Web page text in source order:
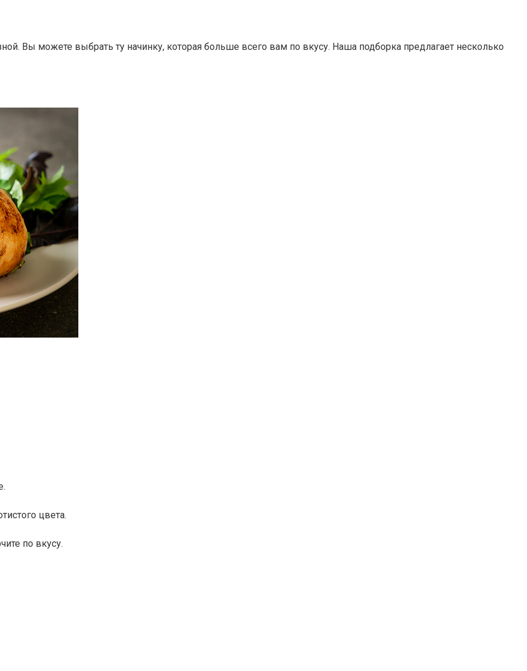
Вы можете выбрать ту начинку, которая больше всего вам по вкусу. Наша подборка предлагает несколько
цвета.
по вкусу.